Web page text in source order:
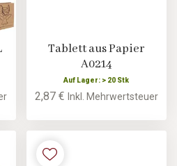
Tablett aus Papier
A0214
Auf Lager: > 20 Stk
2,87 € Inkl. Mehrwertsteuer